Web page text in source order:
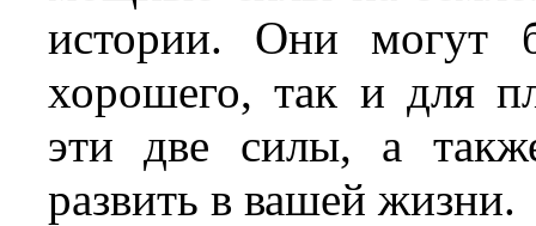
истории. Они могут
хорошего, так и для
эти две силы, а
развить в вашей жизни.